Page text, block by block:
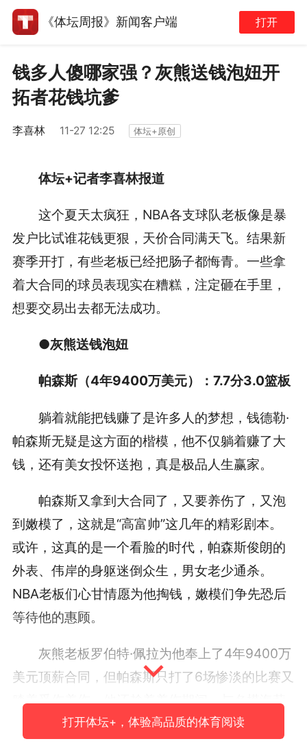
《体坛周报》新闻客户端 打开
钱多人傻哪家强？灰熊送钱泡妞开
拓者花钱坑爹
李喜林 11-27 12:25 体坛+原创
体坛+记者李喜林报道
这个夏天太疯狂，NBA各支球队老板像是暴
发户比试谁花钱更狠，天价合同满天飞。结果新
赛季开打，有些老板已经把肠子都悔青。一些拿
着大合同的球员表现实在糟糕，注定砸在手里，
想要交易出去都无法成功。
●灰熊送钱泡妞
帕森斯（4年9400万美元）：7.7分3.0篮板
躺着就能把钱赚了是许多人的梦想，钱德勒·
帕森斯无疑是这方面的楷模，他不仅躺着赚了大
钱，还有美女投怀送抱，真是极品人生赢家。
帕森斯又拿到大合同了，又要养伤了，又泡
到嫩模了，这就是“高富帅”这几年的精彩剧本。
或许，这真的是一个看脸的时代，帕森斯俊朗的
外表、伟岸的身躯迷倒众生，男女老少通杀。
NBA老板们心甘情愿为他掏钱，嫩模们争先恐后
等待他的惠顾。
灰熊老板罗伯特·佩拉为他奉上了4年9400万
美元顶薪合同，但帕森斯只打了6场惨淡的比赛又
膝盖受伤养伤。他还趁着养伤期间，与名模海莉·
鲍德温打得火热。当灰熊球员们在赛场上激烈拼
打开体坛+，体验高品质的体育阅读